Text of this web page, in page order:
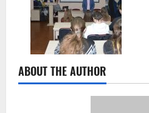
ABOUT THE AUTHOR